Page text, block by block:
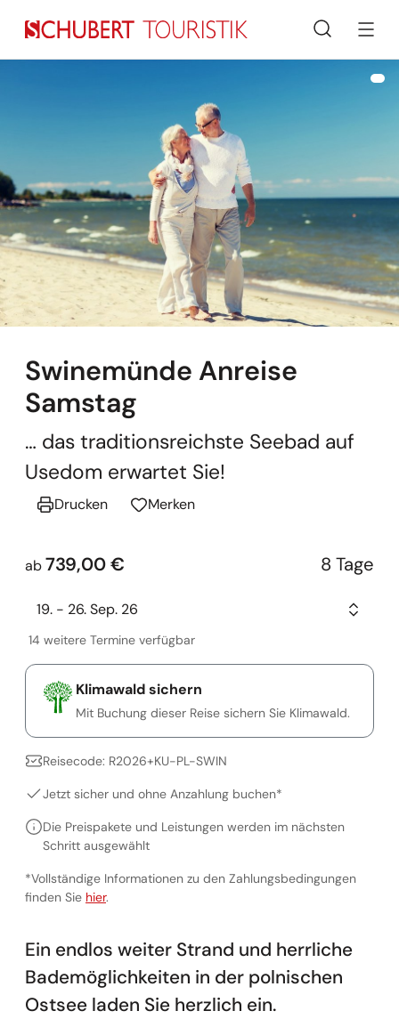
Suche
Swinemünde Anreise
Samstag
… das traditionsreichste Seebad auf
Usedom erwartet Sie!
Drucken Merken
Ein endlos weiter Strand und herrliche
Bademöglichkeiten in der polnischen
Ostsee laden Sie herzlich ein.
ab739,00 € 8 Tage
19. - 26. Sep. 26
14 weitere Termine verfügbar
Klimawald sichern
Mit Buchung dieser Reise sichern Sie Klimawald.
Reisecode: R2026+KU-PL-SWIN
Jetzt sicher und ohne Anzahlung buchen*
Die Preispakete und Leistungen werden im nächsten
Schritt ausgewählt
*Vollständige Informationen zu den Zahlungsbedingungen
finden Sie Vollständige Informationen zu den
hier.